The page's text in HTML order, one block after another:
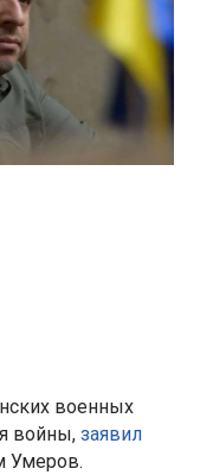
военных
войны,заявил
Умеров.